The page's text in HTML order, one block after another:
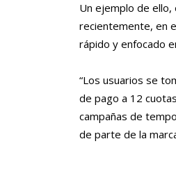
Un ejemplo de ello,
recientemente, en
rápido y enfocado
“Los usuarios se
de pago a 12
campañas de
de parte de la